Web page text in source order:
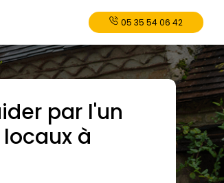
05 35 54 06 42
par l'un
à